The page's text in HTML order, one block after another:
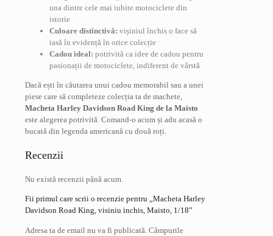
una dintre cele mai iubite motociclete din
istorie
Culoare distinctivă: vișiniul închis o face să
iasă în evidență în orice colecție
Cadou ideal: potrivită ca idee de cadou pentru
pasionații de motociclete, indiferent de vârstă
Dacă ești în căutarea unui cadou memorabil sau a unei
piese care să completeze colecția ta de machete,
Macheta Harley Davidson Road King de la Maisto
este alegerea potrivită. Comand-o acum și adu acasă o
bucată din legenda americană cu două roți.
Recenzii
Nu există recenzii până acum.
Fii primul care scrii o recenzie pentru „Macheta Harley
Davidson Road King, visiniu inchis, Maisto, 1/18”
Adresa ta de email nu va fi publicată. Câmpurile